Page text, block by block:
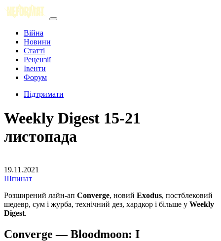
Війна
Новини
Статті
Рецензії
Івенти
Форум
Підтримати
Weekly Digest 15-21
листопада
19.11.2021
Шпинат
Розширений лайн-ап Converge, новий Exodus, постблековий
шедевр, сум і журба, технічний дез, хардкор і більше у Weekly
Digest.
Converge — Bloodmoon: I